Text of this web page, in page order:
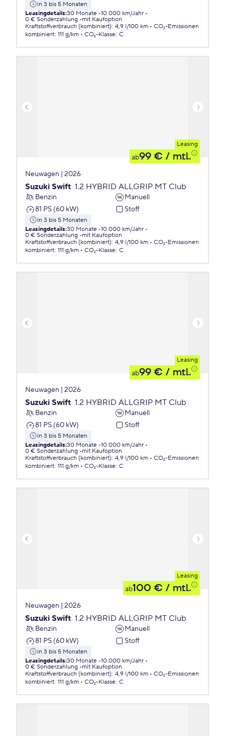
in 3 bis 5 Monaten
Leasingdetails:30 Monate 10.000 km/Jahr
0 € Sonderzahlung
mit Kaufoption
Kraftstoffverbrauch (kombiniert): 4,9 l/100 km
CO₂-Emissionen
kombiniert: 111 g/km CO₂-Klasse: C
Leasing
ab99 € / mtl.
Neuwagen | 2026
Suzuki Swift 1.2 HYBRID ALLGRIP MT Club
Benzin
Manuell
81 PS (60 kW)
Stoff
in 3 bis 5 Monaten
Leasingdetails:30 Monate 10.000 km/Jahr
0 € Sonderzahlung
mit Kaufoption
Kraftstoffverbrauch (kombiniert): 4,9 l/100 km
CO₂-Emissionen
kombiniert: 111 g/km CO₂-Klasse: C
Leasing
ab99 € / mtl.
Neuwagen | 2026
Suzuki Swift 1.2 HYBRID ALLGRIP MT Club
Benzin
Manuell
81 PS (60 kW)
Stoff
in 3 bis 5 Monaten
Leasingdetails:30 Monate 10.000 km/Jahr
0 € Sonderzahlung
mit Kaufoption
Kraftstoffverbrauch (kombiniert): 4,9 l/100 km
CO₂-Emissionen
kombiniert: 111 g/km CO₂-Klasse: C
Leasing
ab100 € / mtl.
Neuwagen | 2026
Suzuki Swift 1.2 HYBRID ALLGRIP MT Club
Benzin
Manuell
81 PS (60 kW)
Stoff
in 3 bis 5 Monaten
Leasingdetails:30 Monate 10.000 km/Jahr
0 € Sonderzahlung
mit Kaufoption
Kraftstoffverbrauch (kombiniert): 4,9 l/100 km
CO₂-Emissionen
kombiniert: 111 g/km CO₂-Klasse: C